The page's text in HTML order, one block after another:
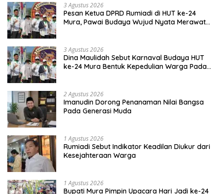
3 Agustus 2026
Pesan Ketua DPRD Rumiadi di HUT ke-24
Mura, Pawai Budaya Wujud Nyata Merawat
3 Agustus 2026
Dina Maulidah Sebut Karnaval Budaya HUT
ke-24 Mura Bentuk Kepedulian Warga Pada
2 Agustus 2026
Imanudin Dorong Penanaman Nilai Bangsa
Pada Generasi Muda
1 Agustus 2026
Rumiadi Sebut Indikator Keadilan Diukur dari
Kesejahteraan Warga
1 Agustus 2026
Bupati Mura Pimpin Upacara Hari Jadi ke-24